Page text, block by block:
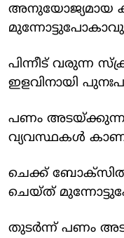
അനുയോജ്യമായ
പിന്നീട് വരുന്ന
ഇളവിനായി
പണം
വ്യവസ്ഥകള്‍
ചെക്ക്
ചെയ്ത്
തുടര്‍ന്ന് പണം